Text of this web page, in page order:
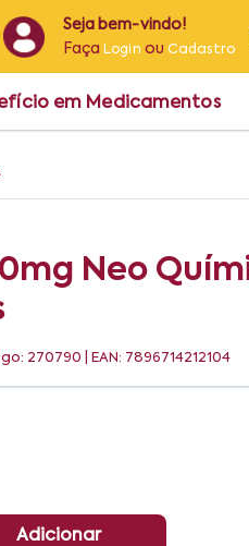
Seja bem-vindo!
Faça Login ouCadastro
em Medicamentos
Neo
270790 | EAN: 7896714212104
Adicionar